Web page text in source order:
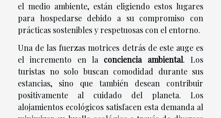
el medio ambiente, están eligiendo estos lugares
para hospedarse debido a su compromiso con
prácticas sostenibles y respetuosas con el entorno.
Una de las fuerzas motrices detrás de este auge es
el incremento en la conciencia ambiental. Los
turistas no solo buscan comodidad durante sus
estancias, sino que también desean contribuir
positivamente al cuidado del planeta. Los
alojamientos ecológicos satisfacen esta demanda al